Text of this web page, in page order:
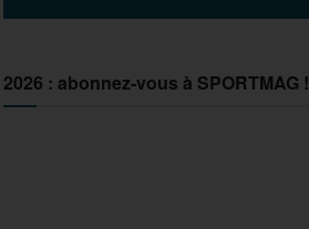
2026 : abonnez-vous à SPORTMAG !